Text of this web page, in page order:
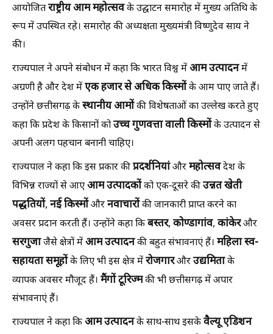
आयोजितराष्ट्रीय आम महोत्सवके उद्घाटन समारोह में मुख्य अतिथि के
रूप में उपस्थित रहे। समारोह की अध्यक्षता मुख्यमंत्री विष्णुदेव साय ने
की।
राज्यपाल ने अपने संबोधन में कहा कि भारत विश्व मेंआम उत्पादनमें
अग्रणी है और देश मेंएक हजार से अधिक किस्मोंके आम पाए जाते हैं।
उन्होंने छत्तीसगढ़ केस्थानीय आमोंकी विशेषताओं का उल्लेख करते हुए
कहा कि प्रदेश के किसानों कोउच्च गुणवत्ता वाली किस्मोंके उत्पादन से
अपनी अलग पहचान बनानी चाहिए।
राज्यपाल ने कहा कि इस प्रकार कीप्रदर्शनियांऔरमहोत्सवदेश के
विभिन्न राज्यों से आएआम उत्पादकोंको एक-दूसरे कीउन्नत खेती
पद्धतियों, नई किस्मोंऔरनवाचारोंकी जानकारी प्राप्त करने का
अवसर प्रदान करती हैं। उन्होंने कहा किबस्तर, कोण्डागांव, कांकेरऔर
सरगुजाजैसे क्षेत्रों मेंआम उत्पादनकी बहुत संभावनाएं हैं। महिला स्व-
सहायता समूहोंके लिए भी इस क्षेत्र मेंरोजगारऔरउद्यमिताके
व्यापक अवसर मौजूद हैं। मैंगों टूरिज्मकी भी छत्तीसगढ़ में अपार
संभावनाएं हैं।
राज्यपाल ने कहा किआम उत्पादनके साथ-साथ इसकेवैल्यू एडिशन